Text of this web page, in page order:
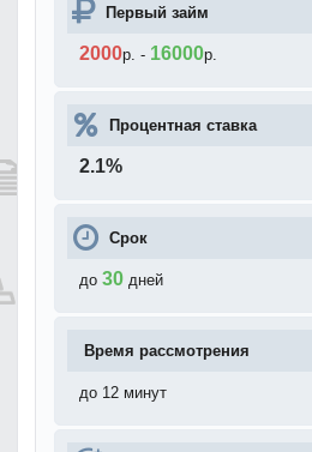
Первый займ
2000р. - 16000р.
Процентная ставка
2.1%
Срок
до 30 дней
Время рассмотрения
до 12 минут